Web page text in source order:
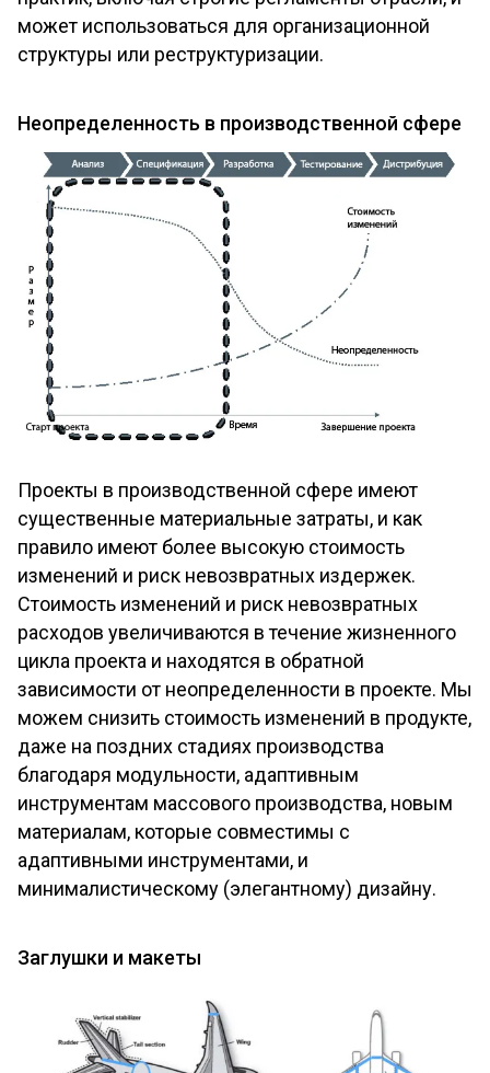
может использоваться для организационной
структуры или реструктуризации.
Неопределенность в производственной сфере
Проекты в производственной сфере имеют
существенные материальные затраты, и как
правило имеют более высокую стоимость
изменений и риск невозвратных издержек.
Стоимость изменений и риск невозвратных
расходов увеличиваются в течение жизненного
цикла проекта и находятся в обратной
зависимости от неопределенности в проекте. Мы
можем снизить стоимость изменений в продукте,
даже на поздних стадиях производства
благодаря модульности, адаптивным
инструментам массового производства, новым
материалам, которые совместимы с
адаптивными инструментами, и
минималистическому (элегантному) дизайну.
Заглушки и макеты